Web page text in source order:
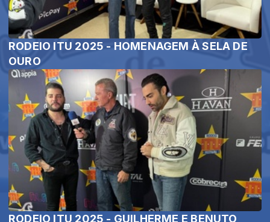
RODEIO ITU 2025 - HOMENAGEM À SELA DE
OURO
RODEIO ITU 2025 - GUILHERME E BENUTO